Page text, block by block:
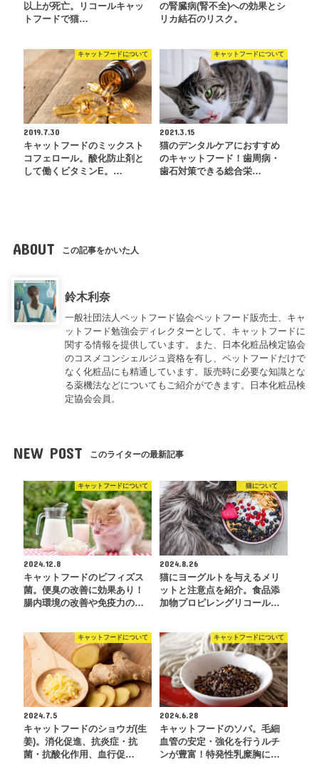
以上が死亡。リコールキャッ
トフードで猫…
の腎臓病(腎不全)への効果とシ
リカ結石のリスク。
キャットフードについて
2019.7.30
キャットフードのミックスト
コフェロール。酸化防止剤と
して働くビタミンE。…
キャットフードについて
2021.3.15
猫のデンタルケアにおすすめ
のキャットフード！歯周病・
歯石対策できる総合栄…
ABOUT この記事をかいた人
鈴木利奈
一般社団法人ペットフード協会ペットフード販売士、キャ
ットフード勉強会ディレクターとして、キャットフードに
関する情報を提供しています。また、日本化粧品検定協会
のコスメコンシェルジュ資格を有し、ペットフードだけで
なく化粧品にも精通しています。販売時に必要な知識とな
る薬機法などについてもご紹介ができます。日本化粧品検
定協会会員。
NEW POST このライターの最新記事
キャットフードについて
2024.12.8
キャットフードのビフィズス
菌。便臭の改善に効果あり！
腸内環境の改善や免疫力の…
猫について
2024.8.26
猫にヨーグルトを与えるメリ
ットと注意点を紹介。食品添
加物プロピレングリコール…
キャットフードについて
2024.7.5
キャットフードのショウガ(生
姜)。消化促進、抗炎症・抗
菌・抗酸化作用、血行促…
キャットフードについて
2024.6.28
キャットフードのソバ。毛細
血管の安定・強化を行うルチ
ンが豊富！特発性乳糜胸に…